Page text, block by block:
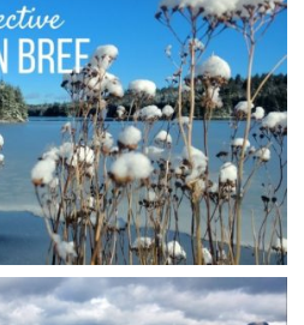
VOYAGES // 2021
Amérique du Nord ,Amériques,
Blog,Europe